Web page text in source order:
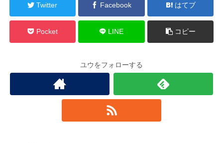
Twitter Facebook はてブ
Pocket LINE コピー
ユウをフォローする